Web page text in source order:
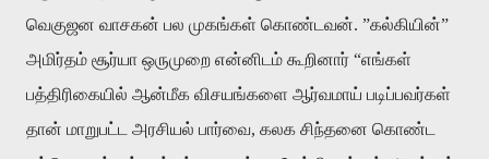
வெகுஜன வாசகன் பல முகங்கள் கொண்டவன். ”கல்கியின்”
அமிர்தம் சூர்யா ஒருமுறை என்னிடம் கூறினார் “எங்கள்
பத்திரிகையில் ஆன்மீக விசயங்களை ஆர்வமாய் படிப்பவர்கள்
தான் மாறுபட்ட அரசியல் பார்வை, கலக சிந்தனை கொண்ட